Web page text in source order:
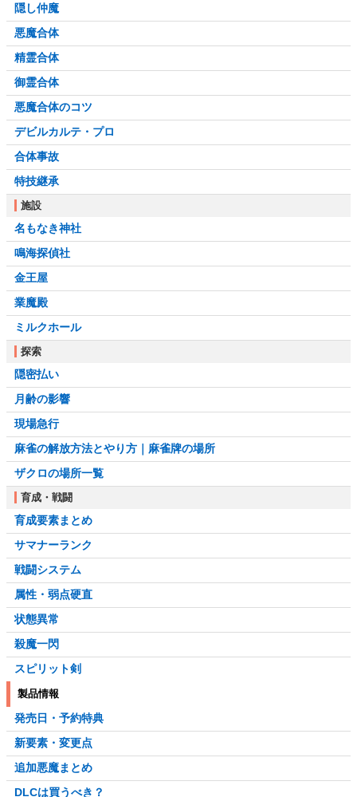
隠し仲魔
悪魔合体
精霊合体
御霊合体
悪魔合体のコツ
デビルカルテ・プロ
合体事故
特技継承
施設
名もなき神社
鳴海探偵社
金王屋
業魔殿
ミルクホール
探索
隠密払い
月齢の影響
現場急行
麻雀の解放方法とやり方｜麻雀牌の場所
ザクロの場所一覧
育成・戦闘
育成要素まとめ
サマナーランク
戦闘システム
属性・弱点硬直
状態異常
殺魔一閃
スピリット剣
製品情報
発売日・予約特典
新要素・変更点
追加悪魔まとめ
DLCは買うべき？